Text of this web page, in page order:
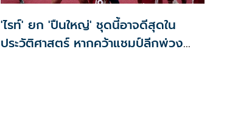
'ไรท์' ยก 'ปืนใหญ่' ชุดนี้อาจดีสุดใน
ประวัติศาสตร์ หากคว้าแชมป์ลีกพ่วง